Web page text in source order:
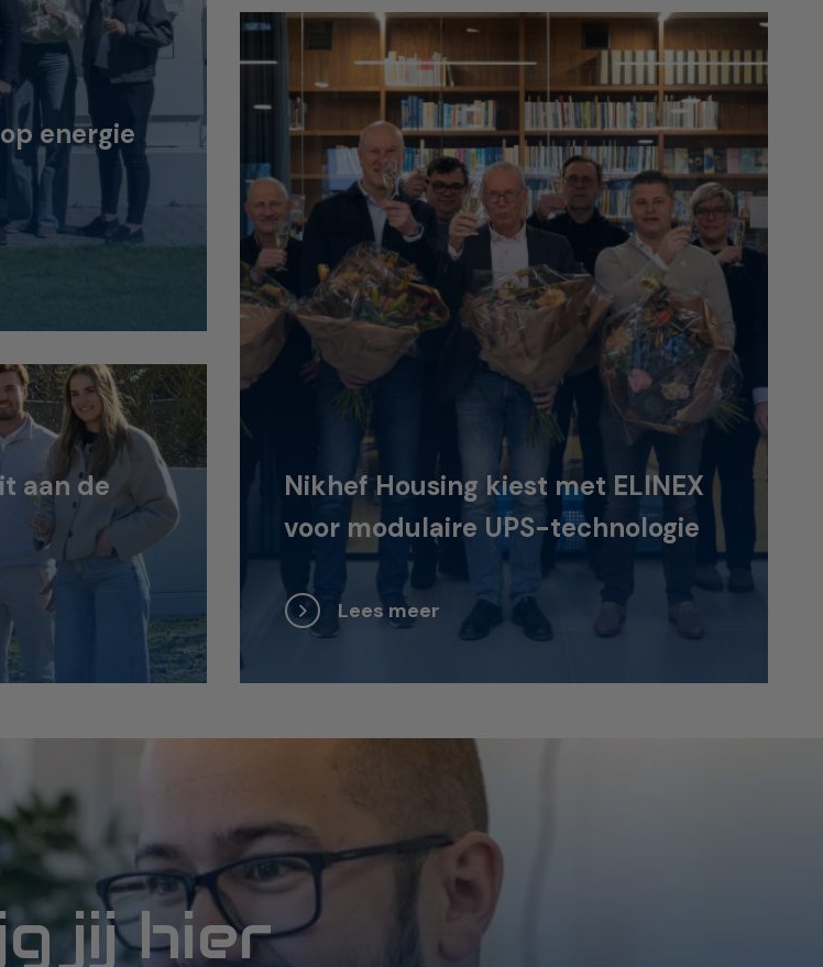
energie
aan de
Nikhef Housing kiest met ELINEX
voor modulaire UPS-technologie
Lees meer
jij hier